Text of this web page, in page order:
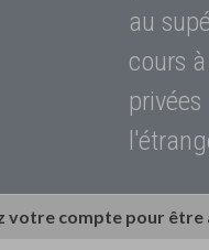
au
cours
votre compte pour